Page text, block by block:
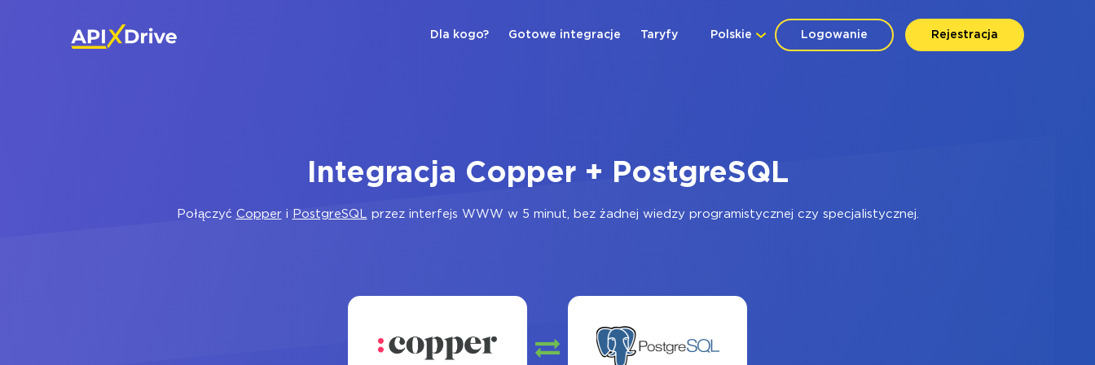
Logowanie Rejestracja
Polskie
Dla kogo? Gotowe integracje Taryfy
Integracja Copper + PostgreSQL
Połączyć Copperi PostgreSQL przez interfejs WWW w 5 minut, bez żadnej wiedzy programistycznej czy specjalistycznej.